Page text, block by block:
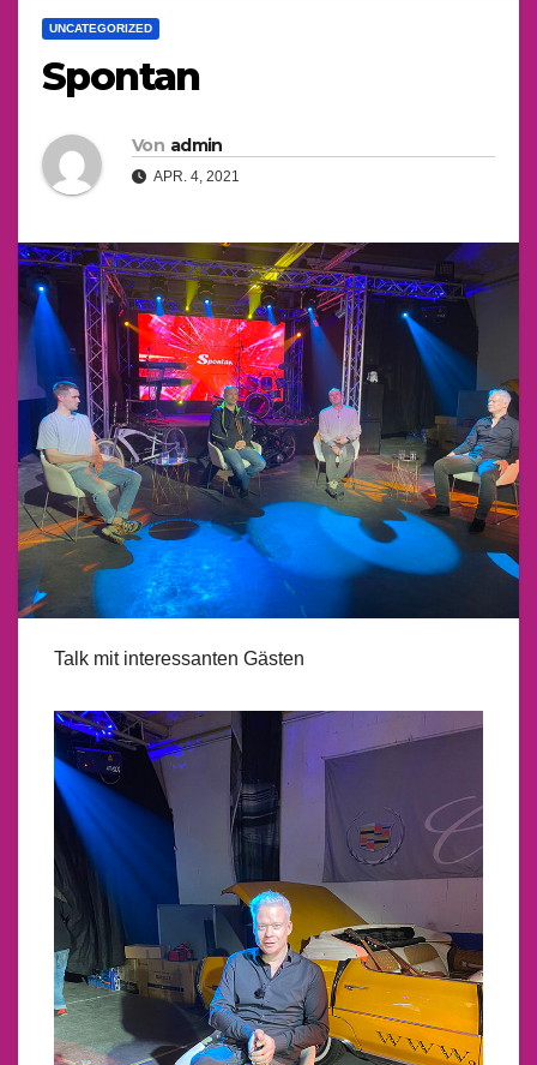
UNCATEGORIZED
Spontan
Von admin
APR. 4, 2021
Talk mit interessanten Gästen